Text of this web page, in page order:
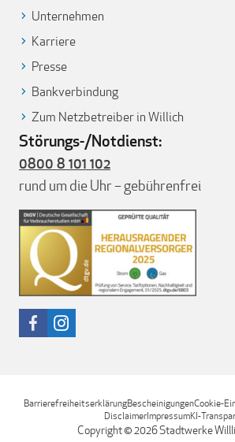
Unternehmen
Karriere
Presse
Bankverbindung
Zum Netzbetreiber in Willich
Störungs-/Notdienst:
0800 8 101 102
rund um die Uhr – gebührenfrei
BarrierefreiheitserklärungBescheinigungenCookie-
DisclaimerImpressumKI-
Copyright © 2026 Stadtwerke